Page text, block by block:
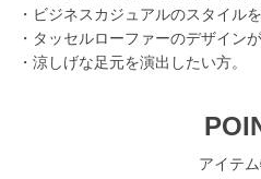
・ビジネスカジュアルのスタイルを
・タッセルローファーのデザイン
・涼しげな足元を演出したい方。
アイテ